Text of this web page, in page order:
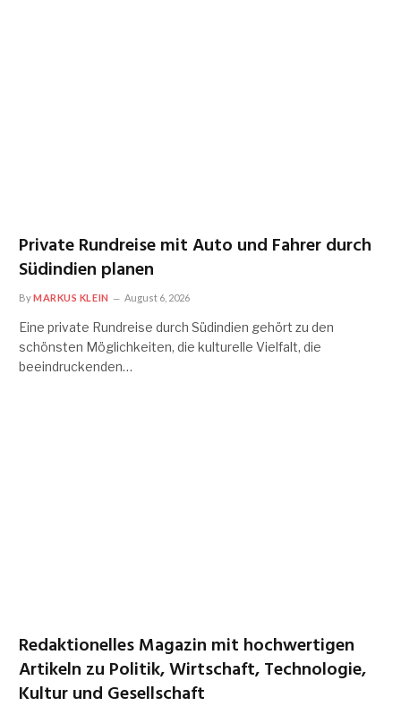
Private Rundreise mit Auto und Fahrer durch
Südindien planen
ByMARKUS KLEIN August 6, 2026
Eine private Rundreise durch Südindien gehört zu den
schönsten Möglichkeiten, die kulturelle Vielfalt, die
beeindruckenden…
Redaktionelles Magazin mit hochwertigen
Artikeln zu Politik, Wirtschaft, Technologie,
Kultur und Gesellschaft